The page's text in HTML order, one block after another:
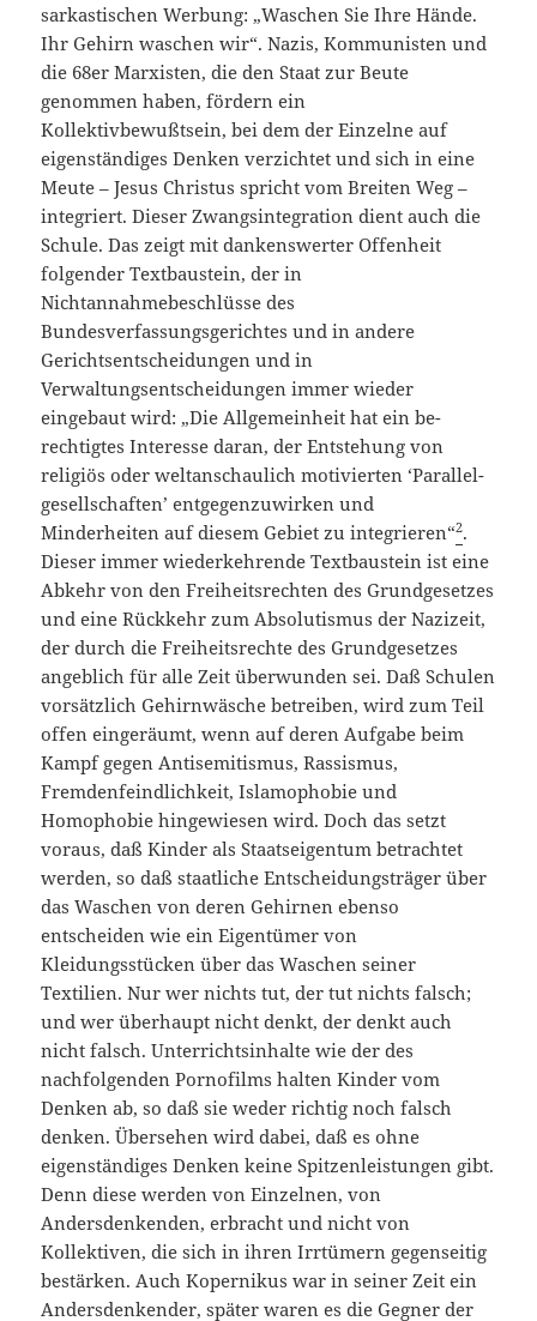
sarkastischen Werbung: „Waschen Sie Ihre Hände.
Ihr Gehirn waschen wir“. Nazis, Kommunisten und
die 68er Marxisten, die den Staat zur Beute
genommen haben, fördern ein
Kollektivbewußtsein, bei dem der Einzelne auf
eigenständiges Denken verzichtet und sich in eine
Meute – Jesus Christus spricht vom Breiten Weg –
integriert. Dieser Zwangsintegration dient auch die
Schule. Das zeigt mit dankenswerter Offenheit
folgender Textbaustein, der in
Nichtannahmebeschlüsse des
Bundesverfassungsgerichtes und in andere
Gerichtsentscheidungen und in
Verwaltungsentscheidungen immer wieder
eingebaut wird: „Die Allgemeinheit hat ein be­
rechtigtes Inter­esse daran, der Entstehung von
religiös oder welt­an­schaulich moti­vierten ‘Parallel­
gesellschaften’ entgegenzuwirken und
Minderheiten auf diesem Gebiet zu in­tegrie­ren“2.
Dieser immer wiederkehrende Textbaustein ist eine
Abkehr von den Freiheitsrechten des Grundgesetzes
und eine Rückkehr zum Absolutismus der Nazizeit,
der durch die Freiheitsrechte des Grundgesetzes
angeblich für alle Zeit überwunden sei. Daß Schulen
vorsätzlich Gehirnwäsche betreiben, wird zum Teil
offen eingeräumt, wenn auf deren Aufgabe beim
Kampf gegen Antisemitismus, Rassismus,
Fremdenfeindlichkeit, Islamophobie und
Homophobie hingewiesen wird. Doch das setzt
voraus, daß Kinder als Staatseigentum betrachtet
werden, so daß staatliche Entscheidungsträger über
das Waschen von deren Gehirnen ebenso
entscheiden wie ein Eigentümer von
Kleidungsstücken über das Waschen seiner
Textilien. Nur wer nichts tut, der tut nichts falsch;
und wer überhaupt nicht denkt, der denkt auch
nicht falsch. Unterrichtsinhalte wie der des
nachfolgenden Pornofilms halten Kinder vom
Denken ab, so daß sie weder richtig noch falsch
denken. Übersehen wird dabei, daß es ohne
eigenständiges Denken keine Spitzenleistungen gibt.
Denn diese werden von Einzelnen, von
Andersdenkenden, erbracht und nicht von
Kollektiven, die sich in ihren Irrtümern gegenseitig
bestärken. Auch Kopernikus war in seiner Zeit ein
Andersdenkender, später waren es die Gegner der